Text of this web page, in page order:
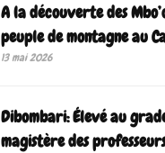
A la découverte des
peuple de montagne au
13 mai 2026
Dibombari: Élevé au
magistère des